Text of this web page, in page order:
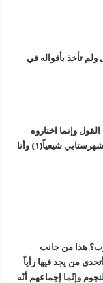
تأخذ بأقواله في
وإنما اختاروه
فوضعوا على لسانه هذه القصة وقد عده ابن سعد والشهرستابي شيعياً(١) وأنا
هذا من جانب
من يجد فيها رأياً
وإنّما إجماعهم أنّه